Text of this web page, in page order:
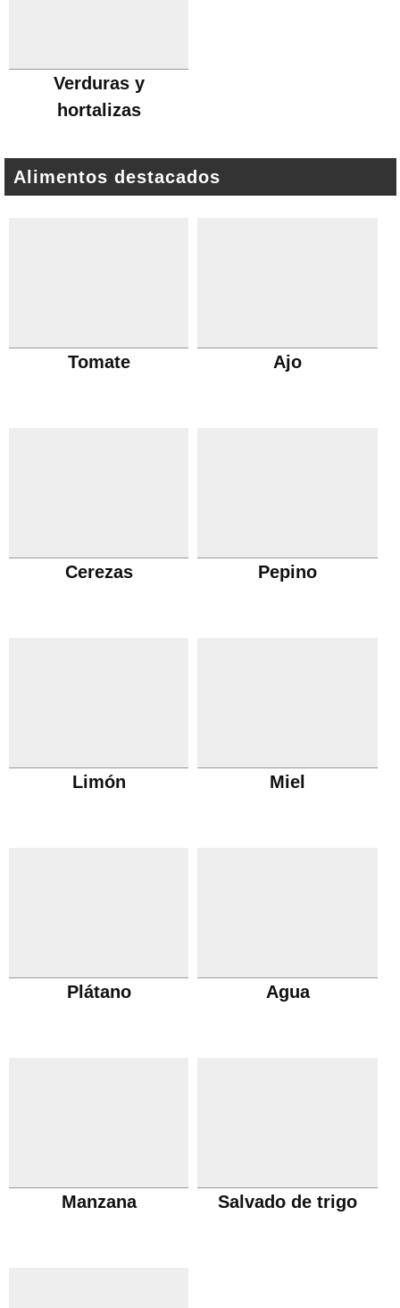
Verduras y
hortalizas
Alimentos destacados
Tomate Ajo
Cerezas Pepino
Limón Miel
Plátano Agua
Manzana Salvado de trigo